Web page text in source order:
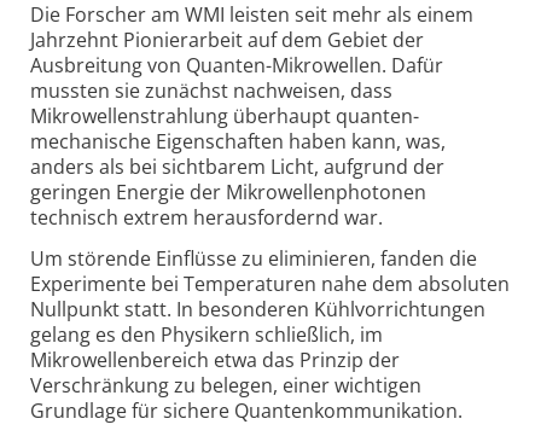
Die Forscher am WMI leisten seit mehr als einem
Jahrzehnt Pionierarbeit auf dem Gebiet der
Ausbreitung von Quanten-Mikrowellen. Dafür
mussten sie zunächst nachweisen, dass
Mikrowellen­strahlung überhaupt quanten­
mechanische Eigenschaften haben kann, was,
anders als bei sichtbarem Licht, aufgrund der
geringen Energie der Mikrowellen­photonen
technisch extrem herausfordernd war.
Um störende Einflüsse zu eliminieren, fanden die
Experimente bei Temperaturen nahe dem absoluten
Nullpunkt statt. In besonderen Kühlvorrichtungen
gelang es den Physikern schließlich, im
Mikrowellenbereich etwa das Prinzip der
Verschränkung zu belegen, einer wichtigen
Grundlage für sichere Quanten­kommunikation.